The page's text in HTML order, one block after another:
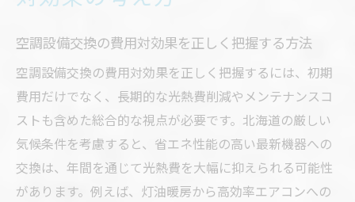
空調設備交換の費用対効果を正しく把握する方法
空調設備交換の費用対効果を正しく把握するには、初期
費用だけでなく、長期的な光熱費削減やメンテナンスコ
ストも含めた総合的な視点が必要です。北海道の厳しい
気候条件を考慮すると、省エネ性能の高い最新機器への
交換は、年間を通じて光熱費を大幅に抑えられる可能性
があります。例えば、灯油暖房から高効率エアコンへの